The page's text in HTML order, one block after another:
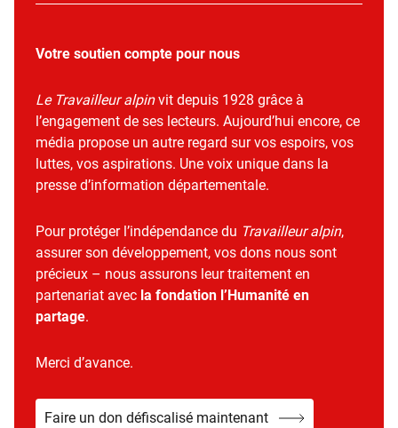
Votre soutien compte pour nous
Le Travailleur alpinvit depuis 1928 grâce à
l’engagement de ses lecteurs. Aujourd’hui encore, ce
média propose un autre regard sur vos espoirs, vos
luttes, vos aspirations. Une voix unique dans la
presse d’information départementale.
Pour protéger l’indépendance du Travailleur alpin,
assurer son développement, vos dons nous sont
précieux – nous assurons leur traitement en
partenariat avec la fondation l’Humanité en
partage.
Merci d’avance.
Faire un don défiscalisé maintenant